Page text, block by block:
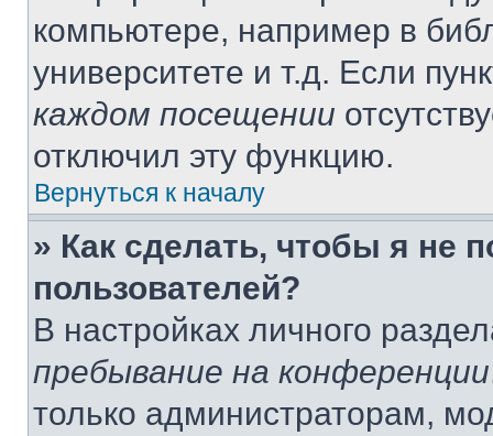
компьютере, например в
университете и т.д. Если
каждом посещении
отключил эту функцию.
Вернуться к началу
» Как сделать, чтобы я не
пользователей?
В настройках личного
пребывание на конференции
только администраторам,